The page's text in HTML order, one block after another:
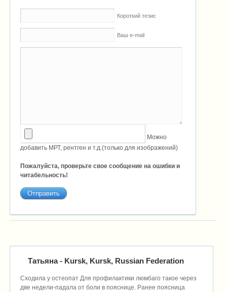
Короткий тезис
Ваш e-mail
Можно
добавить МРТ, рентген и т.д.(только для изображений)
Пожалуйста, проверьте свое сообщение на ошибки и
читабельность!
Татьяна- Kursk, Kursk, Russian Federation
Сходила у остеопат Для профилактики люмбаго такое через
две недели-падала от боли в пояснице. Ранее поясница